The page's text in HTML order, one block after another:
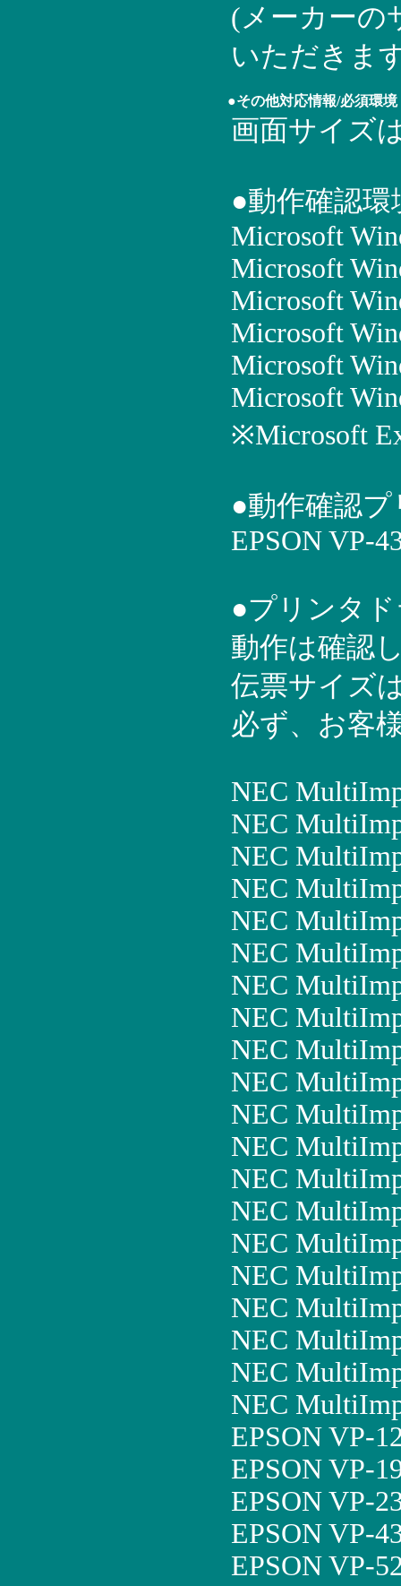
(メーカーの
いただきま
●その他対応情報/必須環境
画面サイズ
●動作確認環
Microsoft
Microsoft
Microsoft
Microsoft
Microsoft
Microsoft
※Microsoft
●動作確認
EPSON VP-
●プリンタ
動作は確認
伝票サイズ
必ず、お客
NEC
NEC
NEC
NEC
NEC
NEC
NEC
NEC
NEC
NEC
NEC
NEC
NEC
NEC
NEC
NEC
NEC
NEC
NEC
NEC
EPSON VP-
EPSON VP-
EPSON VP-
EPSON VP-
EPSON VP-